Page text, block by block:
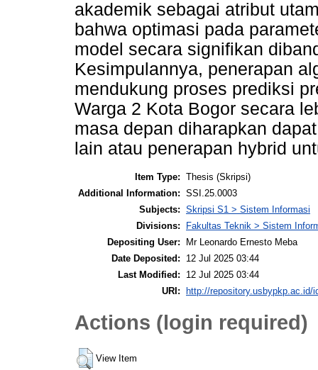
akademik sebagai atribut
bahwa optimasi pada
model secara signifikan
Kesimpulannya, penerapan
mendukung proses prediksi
Warga 2 Kota Bogor secara
masa depan diharapkan
lain atau penerapan hybrid
Item Type: Thesis (Skripsi)
Additional Information: SSI.25.0003
Subjects: Skripsi S1 > Sistem Informasi
Divisions:
Fakultas Teknik > Sistem
Depositing User:
Mr Leonardo Ernesto Meba
Date Deposited:
12 Jul 2025 03:44
Last Modified:
12 Jul 2025 03:44
URI:
http://repository.usbypkp.ac.id/
Actions (login required)
View Item